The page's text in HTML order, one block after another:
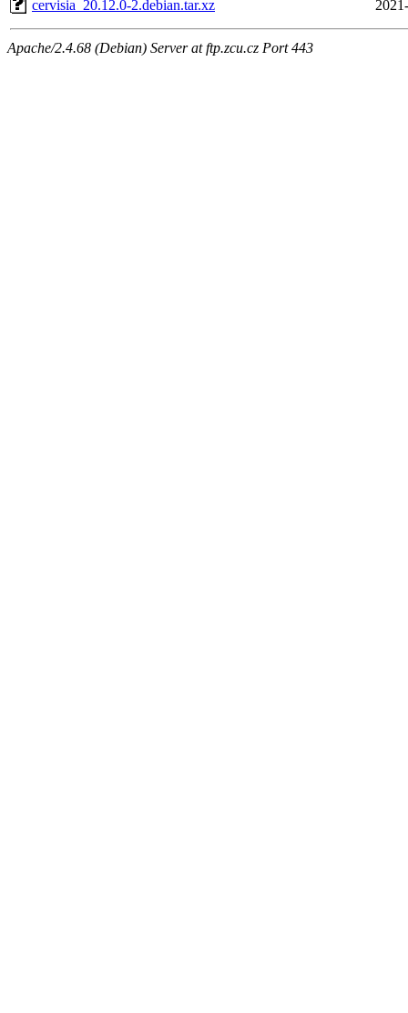
cervisia_20.12.0-2.debian.tar.xz
Apache/2.4.68 (Debian) Server at ftp.zcu.cz Port 443